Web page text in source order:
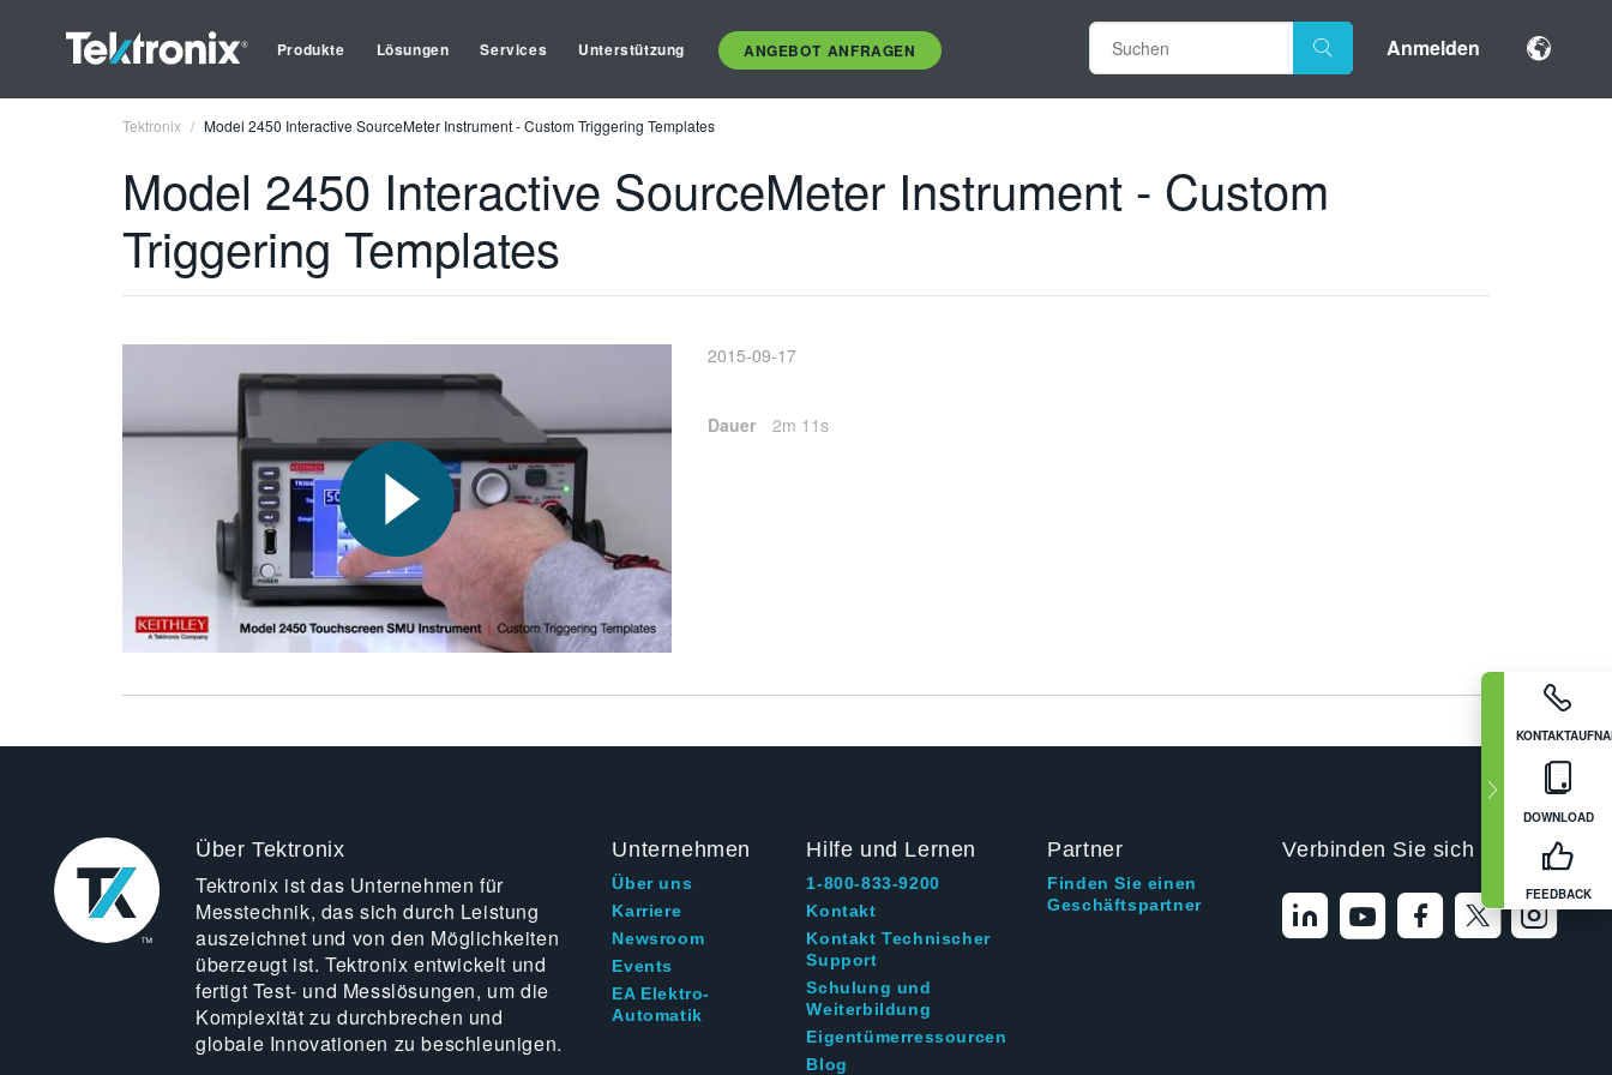
Produkte Lösungen Services Unterstützung ANGEBOT ANFRAGEN Anmelden
DOWNLOAD
FEEDBACK
Tektronix Model 2450 Interactive SourceMeter Instrument - Custom Triggering Templates
Model 2450 Interactive SourceMeter Instrument - Custom
Triggering Templates
2015-09-17
Dauer 2m 11s
Über Tektronix
Tektronix ist das Unternehmen für
Messtechnik, das sich durch Leistung
auszeichnet und von den Möglichkeiten
überzeugt ist. Tektronix entwickelt und
fertigt Test- und Messlösungen, um die
Komplexität zu durchbrechen und
globale Innovationen zu beschleunigen.
Unternehmen
Über uns
Karriere
Newsroom
Events
EA Elektro-
Automatik
Hilfe und Lernen
1-800-833-9200
Kontakt
Kontakt Technischer
Support
Schulung und
Weiterbildung
Eigentümerressourcen
Blog
Partner
Finden Sie einen
Geschäftspartner
Verbinden Sie sich mit uns